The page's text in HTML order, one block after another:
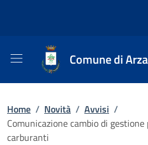
Comune di
Home / Novità / Avvisi /
Comunicazione cambio di
carburanti